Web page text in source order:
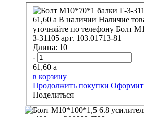
61,60 a В наличии Наличие
уточняйте по телефону Болт
З-31105 арт. 103.01713-81
Длина: 10
-
+
61,60 a
в корзину
Продолжить покупки
Поделиться